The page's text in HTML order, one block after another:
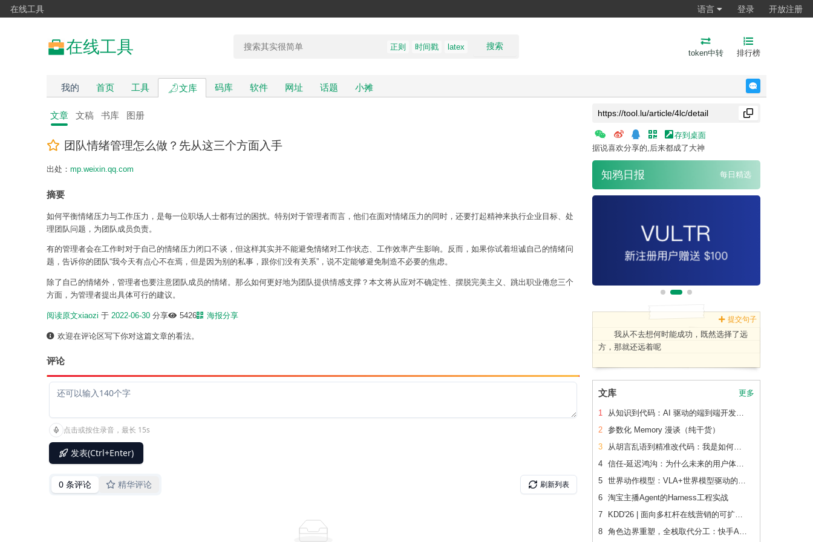
在线工具 语言 登录 开放注册
在线工具 搜索
正则 时间戳 latex
token中转 排行榜
我的 首页 工具 文库 码库 软件 网址 话题 小摊
文章 文稿 书库 图册
团队情绪管理怎么做？先从这三个方面入手
出处： mp.weixin.qq.com
摘要
如何平衡情绪压力与工作压力，是每一位职场人士都有过的困扰。特别对于管理者而言，他们在面对情绪压力的同时，还要打起精神来执行企业目标、处
理团队问题，为团队成员负责。
有的管理者会在工作时对于自己的情绪压力闭口不谈，但这样其实并不能避免情绪对工作状态、工作效率产生影响。反而，如果你试着坦诚自己的情绪问
题，告诉你的团队“我今天有点心不在焉，但是因为别的私事，跟你们没有关系”，说不定能够避免制造不必要的焦虑。
除了自己的情绪外，管理者也要注意团队成员的情绪。那么如何更好地为团队提供情感支撑？本文将从应对不确定性、摆脱完美主义、跳出职业倦怠三个
方面，为管理者提出具体可行的建议。
阅读原文xiaozi 于 2022-06-30 分享 5426 海报分享
欢迎在评论区写下你对这篇文章的看法。
评论
存到桌面
据说喜欢分享的,后来都成了大神
知鸦日报 每日精选
提交句子
我从不去想何时能成功，既然选择了远
方，那就还远着呢
文库 更多
1
从知识到代码：AI 驱动的端到端开发流水线（下篇）
2 参数化 Memory 漫谈（纯干货）
3
从胡言乱语到精准改代码：我是如何让 AI 读懂老项目的
4
信任-延迟鸿沟：为什么未来的用户体验会刻意变慢
5
世界动作模型：VLA+世界模型驱动的Physical AI 后训练范式跃迁
6 淘宝主播Agent的Harness工程实战
7
KDD'26 | 面向多杠杆在线营销的可扩展、可追踪联合 增量建模
8
角色边界重塑，全栈取代分工：快手AI生产力体系成形